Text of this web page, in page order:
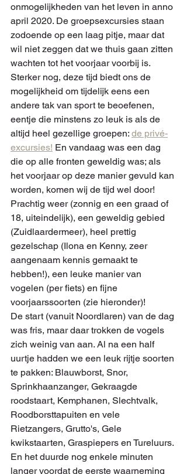
onmogelijkheden van het leven in anno
april 2020. De groepsexcursies staan
zodoende op een laag pitje, maar dat
wil niet zeggen dat we thuis gaan zitten
wachten tot het voorjaar voorbij is.
Sterker nog, deze tijd biedt ons de
mogelijkheid om tijdelijk eens een
andere tak van sport te beoefenen,
eentje die minstens zo leuk is als de
altijd heel gezellige groepen: de privé-
excursies! En vandaag was een dag
die op alle fronten geweldig was; als
het voorjaar op deze manier gevuld kan
worden, komen wij de tijd wel door!
Prachtig weer (zonnig en een graad of
18, uiteindelijk), een geweldig gebied
(Zuidlaardermeer), heel prettig
gezelschap (Ilona en Kenny, zeer
aangenaam kennis gemaakt te
hebben!), een leuke manier van
vogelen (per fiets) en fijne
voorjaarssoorten (zie hieronder)!
De start (vanuit Noordlaren) van de dag
was fris, maar daar trokken de vogels
zich weinig van aan. Al na een half
uurtje hadden we een leuk rijtje soorten
te pakken: Blauwborst, Snor,
Sprinkhaanzanger, Gekraagde
roodstaart, Kemphanen, Slechtvalk,
Roodborsttapuiten en vele
Rietzangers, Grutto's, Gele
kwikstaarten, Graspiepers en Tureluurs.
En het duurde nog enkele minuten
langer voordat de eerste waarneming